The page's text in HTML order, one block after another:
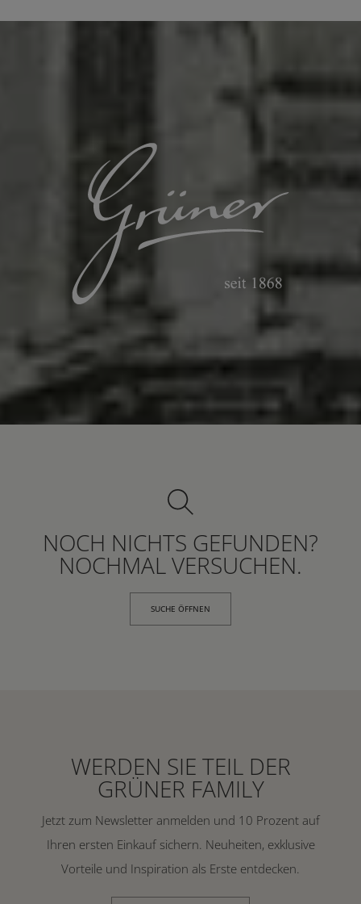
NOCH NICHTS GEFUNDEN?
NOCHMAL VERSUCHEN.
SUCHE ÖFFNEN
WERDEN SIE TEIL DER
GRÜNER FAMILY
Jetzt zum Newsletter anmelden und 10 Prozent auf
Ihren ersten Einkauf sichern. Neuheiten, exklusive
Vorteile und Inspiration als Erste entdecken.